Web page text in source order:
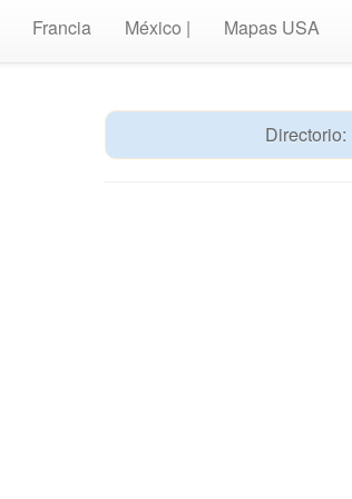
Francia México | Mapas USA
Directorio: